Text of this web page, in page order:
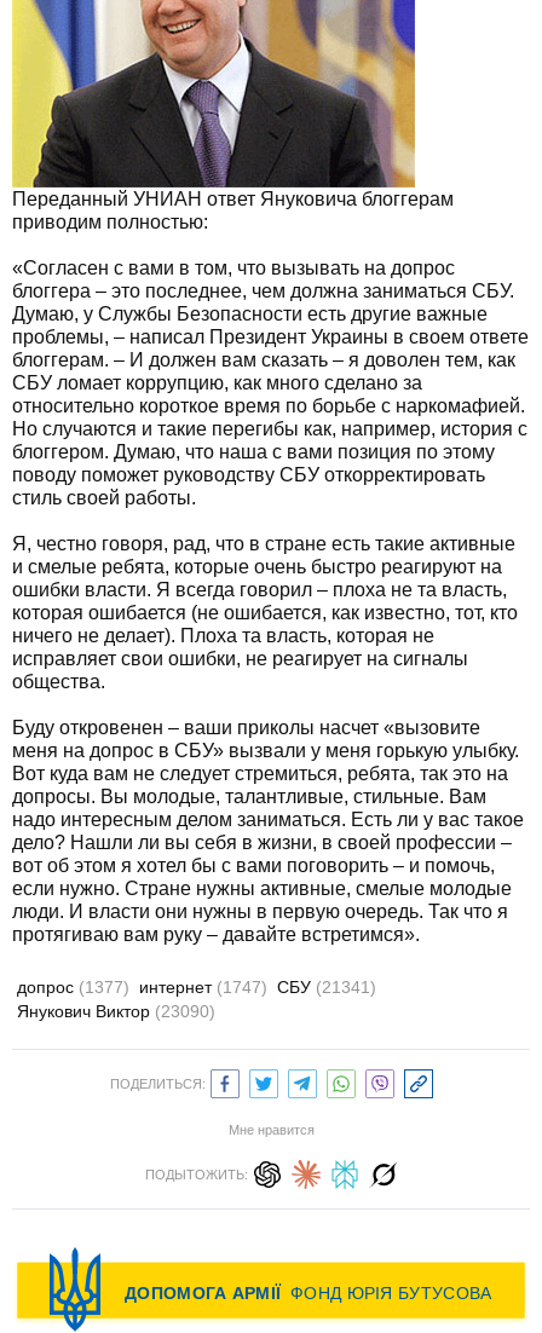
Переданный УНИАН ответ Януковича блоггерам
приводим полностью:
«Согласен с вами в том, что вызывать на допрос
блоггера – это последнее, чем должна заниматься СБУ.
Думаю, у Службы Безопасности есть другие важные
проблемы, – написал Президент Украины в своем ответе
блоггерам. – И должен вам сказать – я доволен тем, как
СБУ ломает коррупцию, как много сделано за
относительно короткое время по борьбе с наркомафией.
Но случаются и такие перегибы как, например, история с
блоггером. Думаю, что наша с вами позиция по этому
поводу поможет руководству СБУ откорректировать
стиль своей работы.
Я, честно говоря, рад, что в стране есть такие активные
и смелые ребята, которые очень быстро реагируют на
ошибки власти. Я всегда говорил – плоха не та власть,
которая ошибается (не ошибается, как известно, тот, кто
ничего не делает). Плоха та власть, которая не
исправляет свои ошибки, не реагирует на сигналы
общества.
Буду откровенен – ваши приколы насчет «вызовите
меня на допрос в СБУ» вызвали у меня горькую улыбку.
Вот куда вам не следует стремиться, ребята, так это на
допросы. Вы молодые, талантливые, стильные. Вам
надо интересным делом заниматься. Есть ли у вас такое
дело? Нашли ли вы себя в жизни, в своей профессии –
вот об этом я хотел бы с вами поговорить – и помочь,
если нужно. Стране нужны активные, смелые молодые
люди. И власти они нужны в первую очередь. Так что я
протягиваю вам руку – давайте встретимся».
допрос (1377) интернет (1747) СБУ (21341)
Янукович Виктор (23090)
ПОДЕЛИТЬСЯ:
Мне нравится
ПОДЫТОЖИТЬ: